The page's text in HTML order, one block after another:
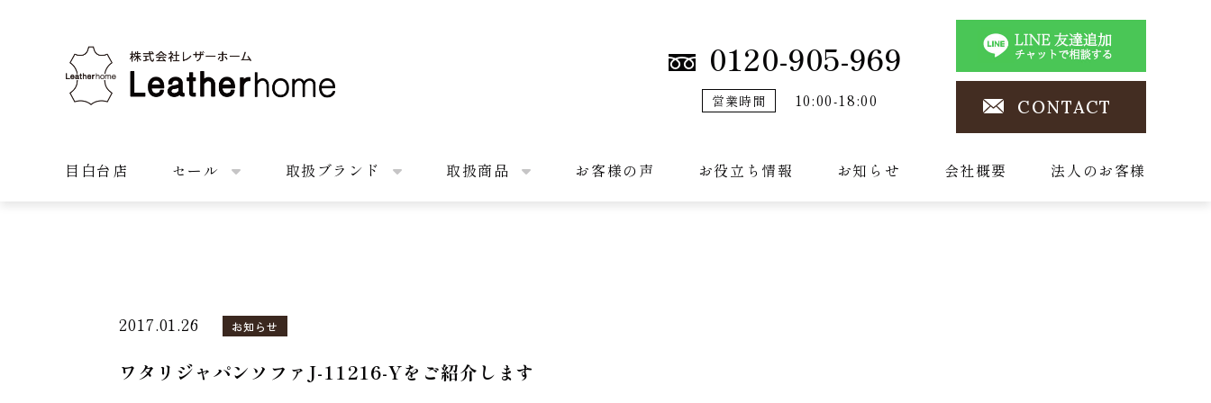
株式会社レザーホーム 0120-905-969
営業時間 10:00-18:00 CONTACT
目白台店 セール 取扱ブランド 取扱商品 お客様の声 お役立ち情報 お知らせ 会社概要 法人のお客様
2017.01.26 お知らせ
ワタリジャパンソファJ-11216-Yをご紹介します